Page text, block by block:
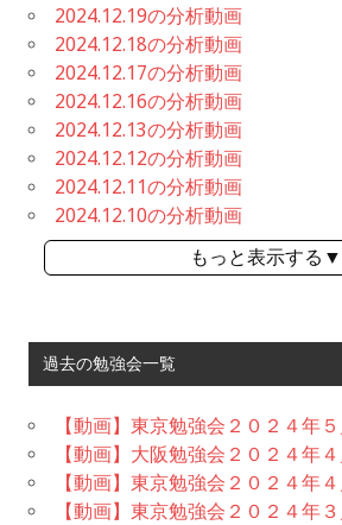
2024.12.19の分析動画
2024.12.18の分析動画
2024.12.17の分析動画
2024.12.16の分析動画
2024.12.13の分析動画
2024.12.12の分析動画
2024.12.11の分析動画
2024.12.10の分析動画
もっと表示する▼
過去の勉強会一覧
【動画】東京勉強会２０２４年５
【動画】大阪勉強会２０２４年４
【動画】東京勉強会２０２４年４
【動画】東京勉強会２０２４年３